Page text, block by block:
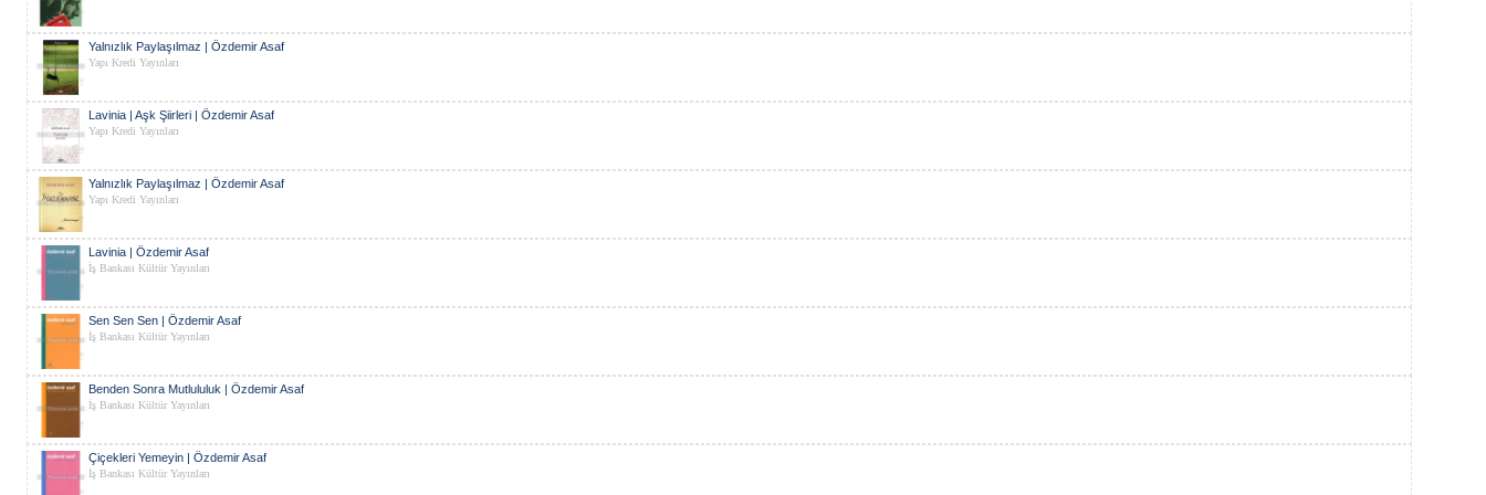
Yalnızlık Paylaşılmaz | Özdemir Asaf
Yapı Kredi Yayınları
Lavinia | Aşk Şiirleri | Özdemir Asaf
Yapı Kredi Yayınları
Yalnızlık Paylaşılmaz | Özdemir Asaf
Yapı Kredi Yayınları
Lavinia | Özdemir Asaf
İş Bankası Kültür Yayınları
Sen Sen Sen | Özdemir Asaf
İş Bankası Kültür Yayınları
Benden Sonra Mutlululuk | Özdemir Asaf
İş Bankası Kültür Yayınları
Çiçekleri Yemeyin | Özdemir Asaf
İş Bankası Kültür Yayınları